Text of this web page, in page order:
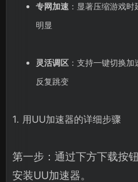
专网加速：显著压缩游戏时
明显
灵活调区：支持一键切换加
反复跳变
1. 用UU加速器的详细步骤
第一步：通过下方下载按
安装UU加速器。